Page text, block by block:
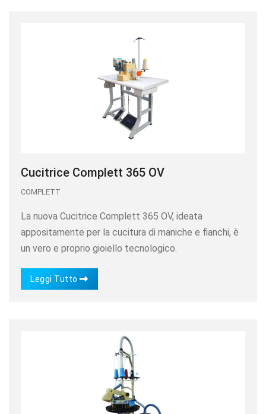
Cucitrice Complett 365 OV
COMPLETT
La nuova Cucitrice Complett 365 OV, ideata
appositamente per la cucitura di maniche e fianchi, è
un vero e proprio gioiello tecnologico.
Leggi Tutto